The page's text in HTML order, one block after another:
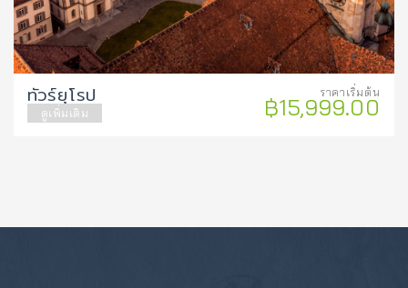
ราคาเริ่มต้น
฿15,999.00
ทัวร์ยุโรป
ดูเพิ่มเติม